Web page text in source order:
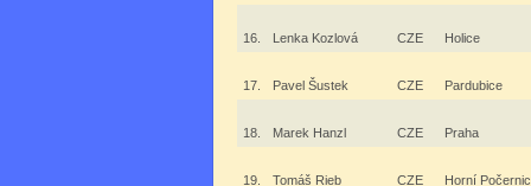
16. Lenka Kozlová CZE Holice
17. Pavel Šustek CZE Pardubice
18. Marek Hanzl CZE Praha
19. Tomáš Rieb CZE Horní